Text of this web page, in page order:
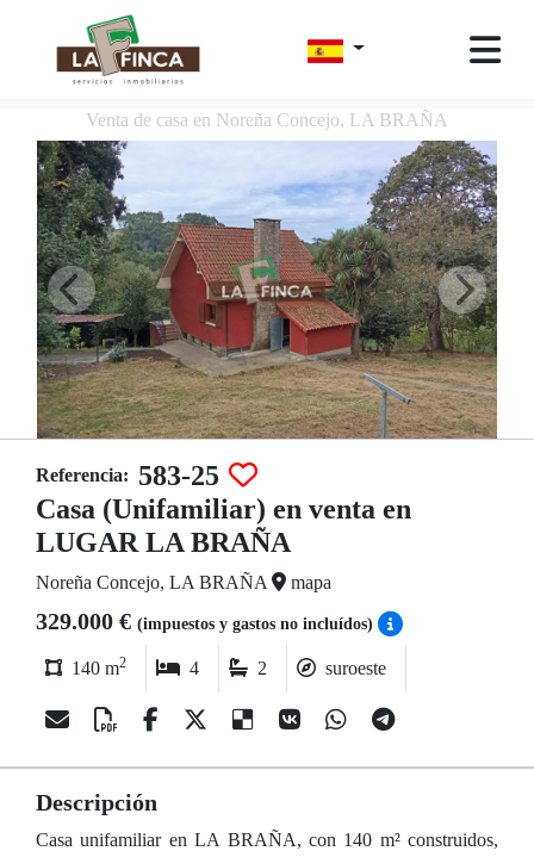
Venta de casa en Noreña Concejo, LA BRAÑA
Referencia: 583-25
Casa (Unifamiliar) en venta en
LUGAR LA BRAÑA
Noreña Concejo, LA BRAÑA mapa
329.000 € (impuestos y gastos no incluídos)
140 m2 4 2 suroeste
Descripción
Casa unifamiliar en LA BRAÑA, con 140 m² construidos,